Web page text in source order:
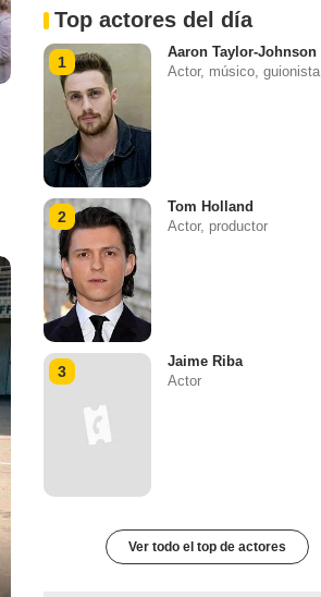
Top actores del día
1
Aaron Taylor-Johnson
Actor, músico, guionista
2
Tom Holland
Actor, productor
3
Jaime Riba
Actor
Ver todo el top de actores